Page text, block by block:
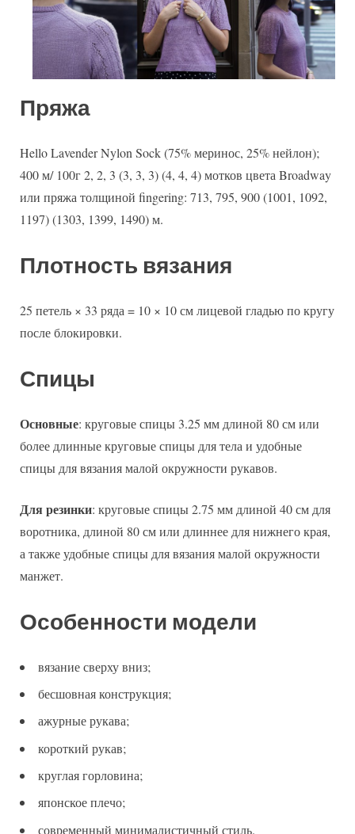
Пряжа
Hello Lavender Nylon Sock (75% меринос, 25% нейлон);
400 м/ 100г 2, 2, 3 (3, 3, 3) (4, 4, 4) мотков цвета Broadway
или пряжа толщиной fingering: 713, 795, 900 (1001, 1092,
1197) (1303, 1399, 1490) м.
Плотность вязания
25 петель × 33 ряда = 10 × 10 см лицевой гладью по кругу
после блокировки.
Спицы
Основные: круговые спицы 3.25 мм длиной 80 см или
более длинные круговые спицы для тела и удобные
спицы для вязания малой окружности рукавов.
Для резинки: круговые спицы 2.75 мм длиной 40 см для
воротника, длиной 80 см или длиннее для нижнего края,
а также удобные спицы для вязания малой окружности
манжет.
Особенности модели
вязание сверху вниз;
бесшовная конструкция;
ажурные рукава;
короткий рукав;
круглая горловина;
японское плечо;
современный минималистичный стиль.